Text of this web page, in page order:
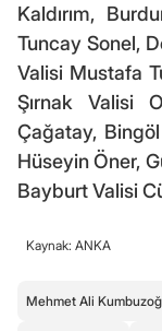
Kaldırım,
Tuncay Sonel,
Valisi Mustafa
Şırnak Valisi
Çağatay,
Hüseyin Öner,
Bayburt Valisi
Kaynak: ANKA
Mehmet Ali